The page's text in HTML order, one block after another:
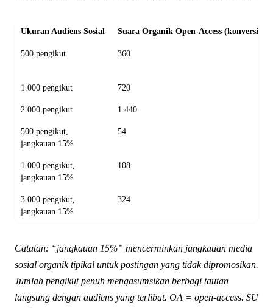
Ukuran Audiens Sosial Suara Organik Open-Access (konversi
500 pengikut 360
1.000 pengikut 720
2.000 pengikut 1.440
500 pengikut,
jangkauan 15%
54
1.000 pengikut,
jangkauan 15%
108
3.000 pengikut,
jangkauan 15%
324
Catatan: “jangkauan 15%” mencerminkan jangkauan media
sosial organik tipikal untuk postingan yang tidak dipromosikan.
Jumlah pengikut penuh mengasumsikan berbagi tautan
langsung dengan audiens yang terlibat. OA = open-access. SU